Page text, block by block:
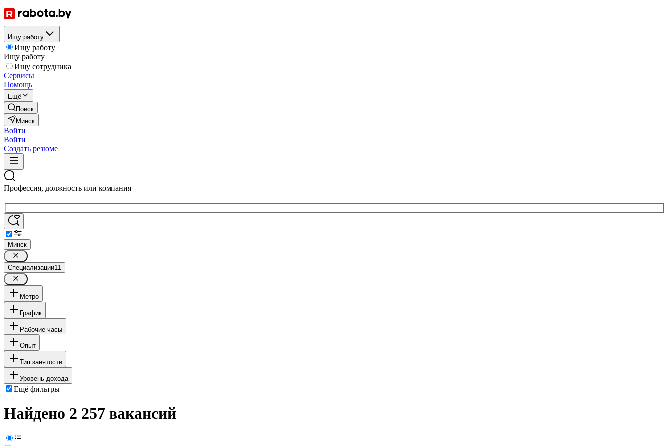
Ищу работу
Ищу работу
Ищу работу
Ищу сотрудника
Сервисы
Помощь
Ещё
Поиск
Минск
Войти
Войти
Создать резюме
Профессия, должность или компания
Минск
Специализации11
Метро
График
Рабочие часы
Опыт
Тип занятости
Уровень дохода
Ещё фильтры
Найдено 2 257 вакансий